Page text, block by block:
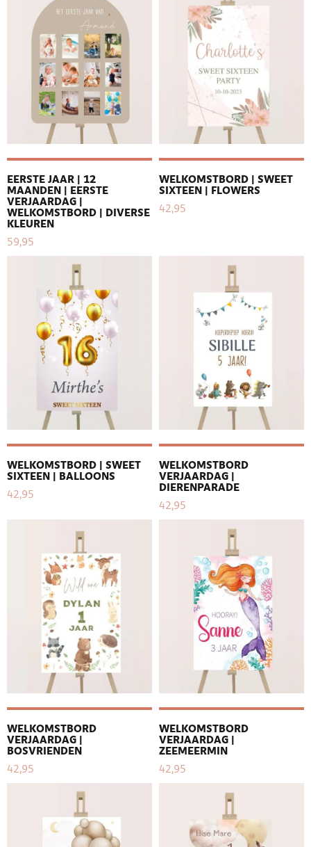
EERSTE JAAR | 12
MAANDEN | EERSTE
VERJAARDAG |
WELKOMSTBORD | DIVERSE
KLEUREN
59,95
WELKOMSTBORD | SWEET
SIXTEEN | FLOWERS
42,95
WELKOMSTBORD | SWEET
SIXTEEN | BALLOONS
42,95
WELKOMSTBORD
VERJAARDAG |
DIERENPARADE
42,95
WELKOMSTBORD
VERJAARDAG |
BOSVRIENDEN
42,95
WELKOMSTBORD
VERJAARDAG |
ZEEMEERMIN
42,95